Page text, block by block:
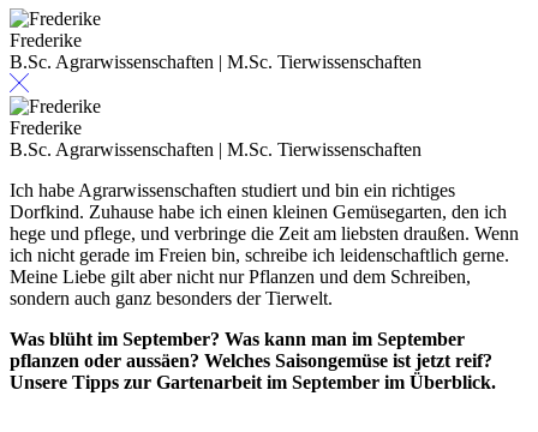
Frederike
B.Sc. Agrarwissenschaften | M.Sc. Tierwissenschaften
Frederike
B.Sc. Agrarwissenschaften | M.Sc. Tierwissenschaften
Ich habe Agrarwissenschaften studiert und bin ein richtiges
Dorfkind. Zuhause habe ich einen kleinen Gemüsegarten, den ich
hege und pflege, und verbringe die Zeit am liebsten draußen. Wenn
ich nicht gerade im Freien bin, schreibe ich leidenschaftlich gerne.
Meine Liebe gilt aber nicht nur Pflanzen und dem Schreiben,
sondern auch ganz besonders der Tierwelt.
Was blüht im September? Was kann man im September
pflanzen oder aussäen? Welches Saisongemüse ist jetzt reif?
Unsere Tipps zur Gartenarbeit im September im Überblick.